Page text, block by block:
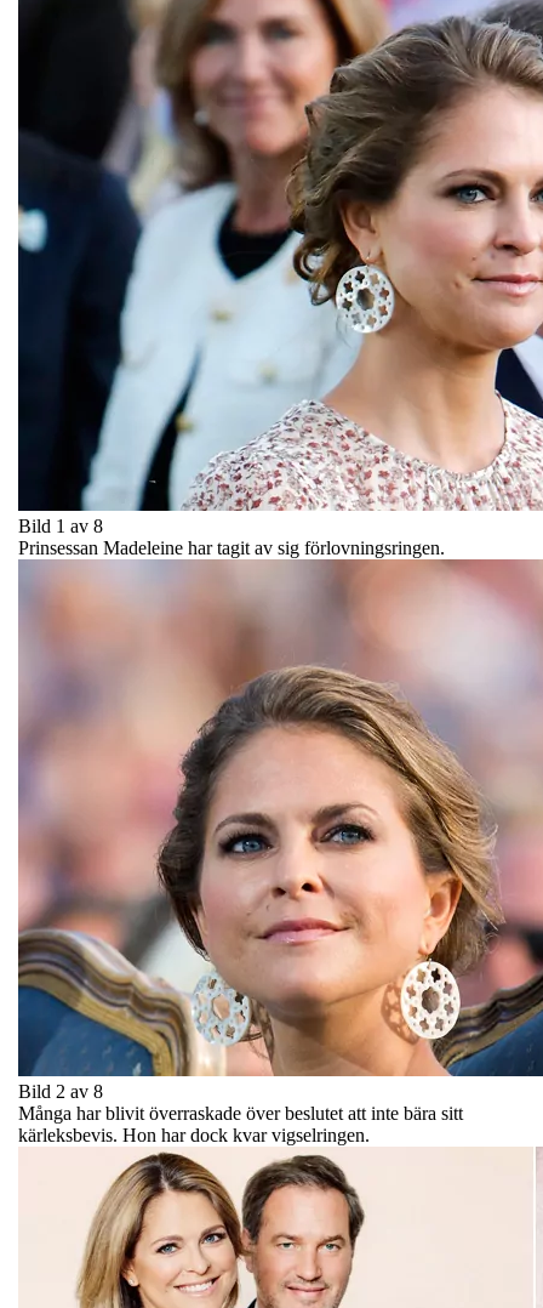
Bild 1 av 8
Prinsessan Madeleine har tagit av sig förlovningsringen.
Bild 2 av 8
Många har blivit överraskade över beslutet att inte bära sitt
kärleksbevis. Hon har dock kvar vigselringen.